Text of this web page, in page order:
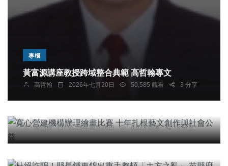
專欄
黃富源講座教授跨域整合典範 高哲翰專文
高哲翰 2026年七月20日 50,585 觀看 3 分享
文教
寬心營建機構辦理繪畫比賽 十年扎根藝文創作與社
陳朝枝 2026年四月26日 6,923 觀看 3 分享
社會 農業 綜合新聞
杜絕詐騙！縣長鍾東錦出重手整頓「土方之亂」 苗